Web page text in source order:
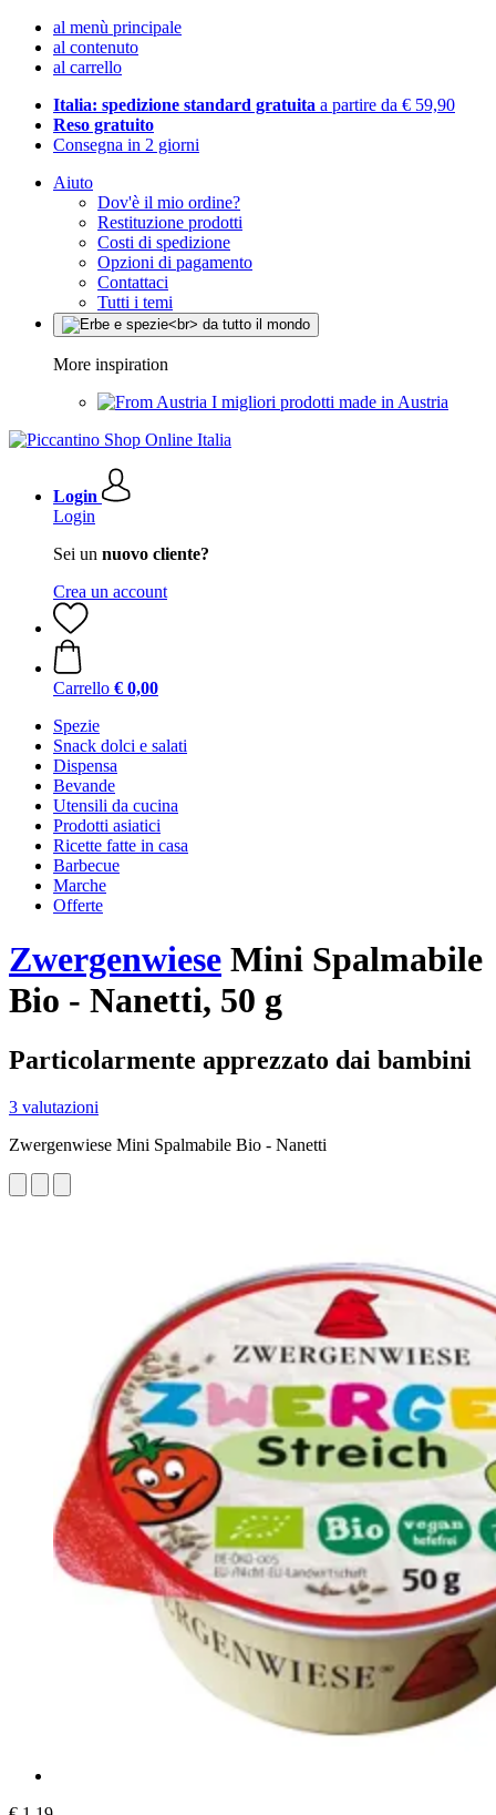
al menù principale
al contenuto
al carrello
Italia: spedizione standard gratuita a partire da € 59,90
Reso gratuito
Consegna in 2 giorni
Aiuto
Dov'è il mio ordine?
Restituzione prodotti
Costi di spedizione
Opzioni di pagamento
Contattaci
Tutti i temi
More inspiration
I migliori prodotti made in Austria
Login
Login
Sei un nuovo cliente?
Crea un account
Carrello € 0,00
Spezie
Snack dolci e salati
Dispensa
Bevande
Utensili da cucina
Prodotti asiatici
Ricette fatte in casa
Barbecue
Marche
Offerte
Zwergenwiese Mini Spalmabile
Bio - Nanetti, 50 g
Particolarmente apprezzato dai bambini
3 valutazioni
Zwergenwiese Mini Spalmabile Bio - Nanetti